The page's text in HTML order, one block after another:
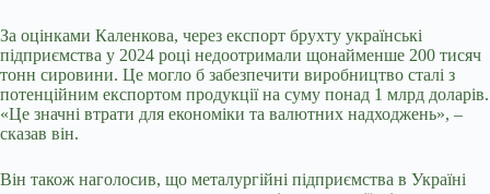
За оцінками Каленкова, через експорт брухту українські
підприємства у 2024 році недоотримали щонайменше 200 тисяч
тонн сировини. Це могло б забезпечити виробництво сталі з
потенційним експортом продукції на суму понад 1 млрд доларів.
«Це значні втрати для економіки та валютних надходжень», –
сказав він.
Він також наголосив, що металургійні підприємства в Україні